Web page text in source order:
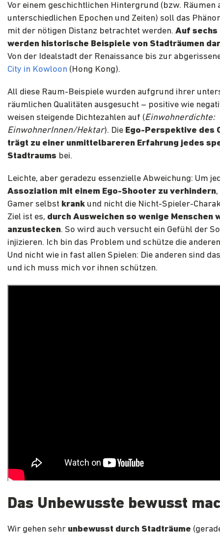
Vor einem geschichtlichen Hintergrund (bzw. Räumen
unterschiedlichen Epochen und Zeiten) soll das
mit der nötigen Distanz betrachtet werden. Auf sechs
werden historische Beispiele von Stadträumen
Von der Idealstadt der Renaissance bis zur
City in Kowloon (Hong Kong).
All diese Raum-Beispiele wurden aufgrund ihrer
räumlichen Qualitäten ausgesucht – positive wie
weisen steigende Dichtezahlen auf (Einwohnerdichte:
EinwohnerInnen/Hektar). Die Ego-Perspektive des
trägt zu einer unmittelbareren Erfahrung jedes
Stadtraums bei.
Leichte, aber geradezu essenzielle Abweichung: Um
Assoziation mit einem Ego-Shooter zu verhindern
Gamer selbst krank und nicht die Nicht-Spieler-
Ziel ist es, durch Ausweichen so wenige Menschen
anzustecken. So wird auch versucht ein Gefühl der
injizieren. Ich bin das Problem und schütze die
Und nicht wie in fast allen Spielen: Die anderen sind
und ich muss mich vor ihnen schützen.
Das Unbewusste bewusst
Wir gehen sehr unbewusst durch Stadträume